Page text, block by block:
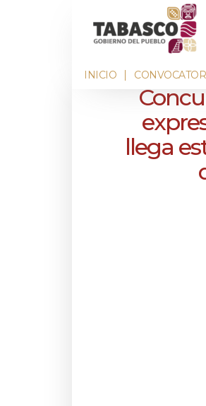
INICIO
llega